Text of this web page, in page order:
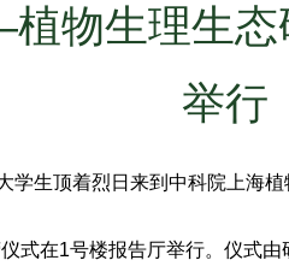
物生理生
举行
生顶着烈日来到中科院上海
式在1号楼报告厅举行。仪式